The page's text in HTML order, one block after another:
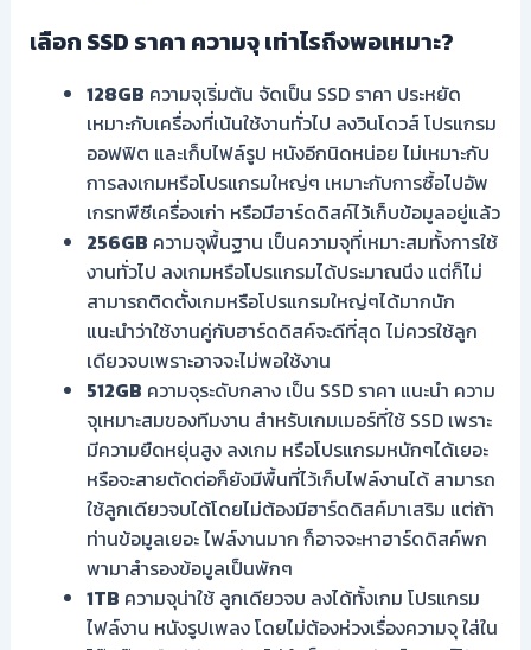
เลือก SSD ราคา ความจุ เท่าไรถึงพอเหมาะ?
128GB ความจุเริ่มต้น จัดเป็น SSD ราคา ประหยัด
เหมาะกับเครื่องที่เน้นใช้งานทั่วไป ลงวินโดวส์ โปรแกรม
ออฟฟิต และเก็บไฟล์รูป หนังอีกนิดหน่อย ไม่เหมาะกับ
การลงเกมหรือโปรแกรมใหญ่ๆ เหมาะกับการซื้อไปอัพ
เกรทพีซีเครื่องเก่า หรือมีฮาร์ดดิสค์ไว้เก็บข้อมูลอยู่แล้ว
256GB ความจุพื้นฐาน เป็นความจุที่เหมาะสมทั้งการใช้
งานทั่วไป ลงเกมหรือโปรแกรมได้ประมาณนึง แต่ก็ไม่
สามารถติดตั้งเกมหรือโปรแกรมใหญ่ๆได้มากนัก
แนะนำว่าใช้งานคู่กับฮาร์ดดิสค์จะดีที่สุด ไม่ควรใช้ลูก
เดียวจบเพราะอาจจะไม่พอใช้งาน
512GB ความจุระดับกลาง เป็น SSD ราคา แนะนำ ความ
จุเหมาะสมของทีมงาน สำหรับเกมเมอร์ที่ใช้ SSD เพราะ
มีความยืดหยุ่นสูง ลงเกม หรือโปรแกรมหนักๆได้เยอะ
หรือจะสายตัดต่อก็ยังมีพื้นที่ไว้เก็บไฟล์งานได้ สามารถ
ใช้ลูกเดียวจบได้โดยไม่ต้องมีฮาร์ดดิสค์มาเสริม แต่ถ้า
ท่านข้อมูลเยอะ ไฟล์งานมาก ก็อาจจะหาฮาร์ดดิสค์พก
พามาสำรองข้อมูลเป็นพักๆ
1TB ความจุน่าใช้ ลูกเดียวจบ ลงได้ทั้งเกม โปรแกรม
ไฟล์งาน หนังรูปเพลง โดยไม่ต้องห่วงเรื่องความจุ ใส่ใน